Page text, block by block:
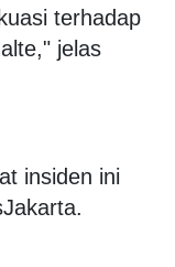
terhadap
jelas
insiden ini